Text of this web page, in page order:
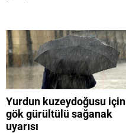
Yurdun kuzeydoğusu için
gök gürültülü sağanak
uyarısı